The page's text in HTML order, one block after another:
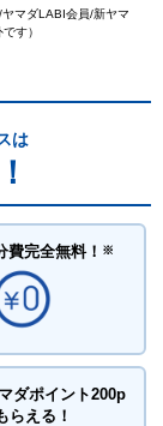
マダLABI会員/新ヤマ
す）
は
費完全無料！ ※
ダポイント200p
らえる！